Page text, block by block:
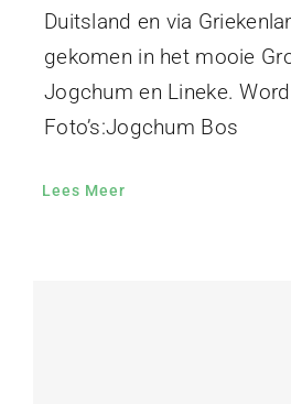
Duitsland en via
gekomen in het mooie
Jogchum en Lineke.
Foto’s:Jogchum Bos
Lees Meer